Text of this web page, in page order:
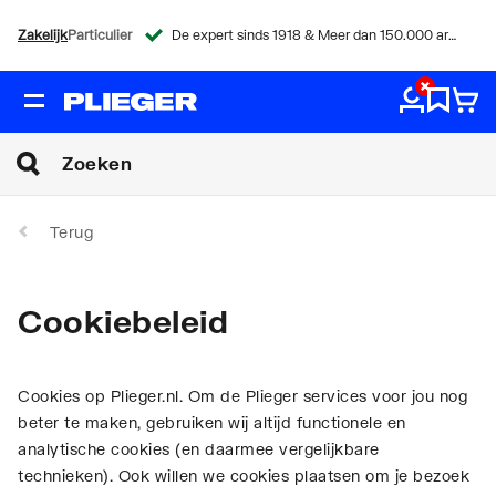
ZakelijkParticulier De expert sinds 1918 & Meer dan 150.000 artikelen
Terug
Cookiebeleid
Cookies op Plieger.nl. Om de Plieger services voor jou nog
beter te maken, gebruiken wij altijd functionele en
analytische cookies (en daarmee vergelijkbare
technieken). Ook willen we cookies plaatsen om je bezoek